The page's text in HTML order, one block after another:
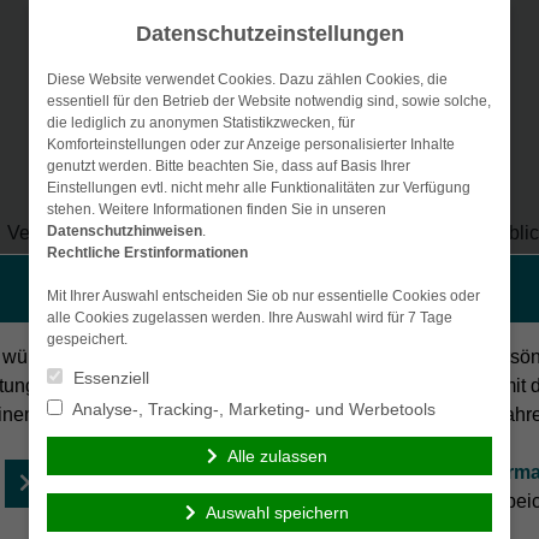
Vergleichsrechner Gewerbe-Versicherungen
Persönliche Beratung gewünscht?
wünsche eine persönliche
und möchte Kontakt mit
Berater aufnehmen.
Ich verzichte auf eine
Beratung und möchte mit
Besuch der Seite
Ich habe die
gelesen und
Datenschutzeinstellungen
Diese Website verwendet Cookies. Dazu zählen Cookies, die
essentiell für den Betrieb der Website notwendig sind, sowie solche,
die lediglich zu anonymen Statistikzwecken, für
Komforteinstellungen oder zur Anzeige personalisierter Inhalte
genutzt werden. Bitte beachten Sie, dass auf Basis Ihrer
Einstellungen evtl. nicht mehr alle Funktionalitäten zur Verfügung
stehen. Weitere Informationen finden Sie in unseren
Datenschutzhinweisen.
Rechtliche Erstinformationen
Mit Ihrer Auswahl entscheiden Sie ob nur essentielle Cookies oder
alle Cookies zugelassen werden. Ihre Auswahl wird für 7 Tage
gespeichert.
Essenziell
Analyse-, Tracking-, Marketing- und Werbetools
Alle zulassen
Auswahl speichern